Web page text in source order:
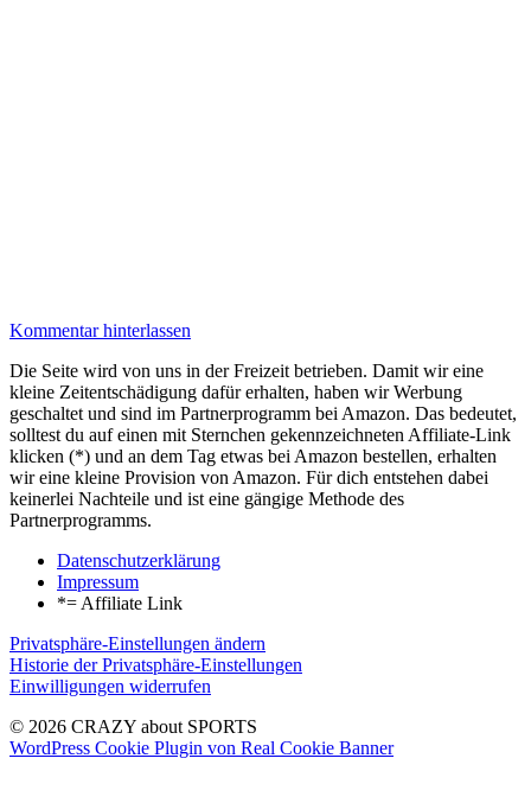
Kommentar hinterlassen
Die Seite wird von uns in der Freizeit betrieben. Damit wir eine
kleine Zeitentschädigung dafür erhalten, haben wir Werbung
geschaltet und sind im Partnerprogramm bei Amazon. Das bedeutet,
solltest du auf einen mit Sternchen gekennzeichneten Affiliate-Link
klicken (*) und an dem Tag etwas bei Amazon bestellen, erhalten
wir eine kleine Provision von Amazon. Für dich entstehen dabei
keinerlei Nachteile und ist eine gängige Methode des
Partnerprogramms.
Datenschutzerklärung
Impressum
*= Affiliate Link
Privatsphäre-Einstellungen ändern
Historie der Privatsphäre-Einstellungen
Einwilligungen widerrufen
© 2026 CRAZY about SPORTS
WordPress Cookie Plugin von Real Cookie Banner